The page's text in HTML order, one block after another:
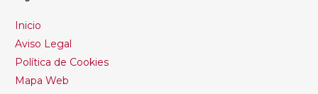
Inicio
Aviso Legal
Política de Cookies
Mapa Web